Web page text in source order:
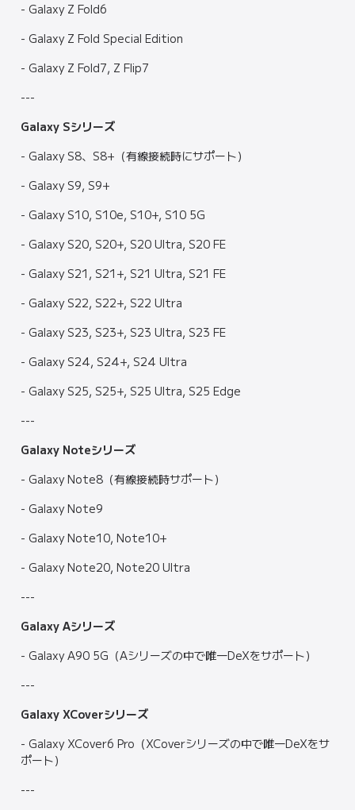
- Galaxy Z Fold6
- Galaxy Z Fold Special Edition
- Galaxy Z Fold7, Z Flip7
---
Galaxy Sシリーズ
- Galaxy S8、S8+（有線接続時にサポート）
- Galaxy S9, S9+
- Galaxy S10, S10e, S10+, S10 5G
- Galaxy S20, S20+, S20 Ultra, S20 FE
- Galaxy S21, S21+, S21 Ultra, S21 FE
- Galaxy S22, S22+, S22 Ultra
- Galaxy S23, S23+, S23 Ultra, S23 FE
- Galaxy S24, S24+, S24 Ultra
- Galaxy S25, S25+, S25 Ultra, S25 Edge
---
Galaxy Noteシリーズ
- Galaxy Note8（有線接続時サポート）
- Galaxy Note9
- Galaxy Note10, Note10+
- Galaxy Note20, Note20 Ultra
---
Galaxy Aシリーズ
- Galaxy A90 5G（Aシリーズの中で唯一DeXをサポート）
---
Galaxy XCoverシリーズ
- Galaxy XCover6 Pro（XCoverシリーズの中で唯一DeXをサ
ポート）
---